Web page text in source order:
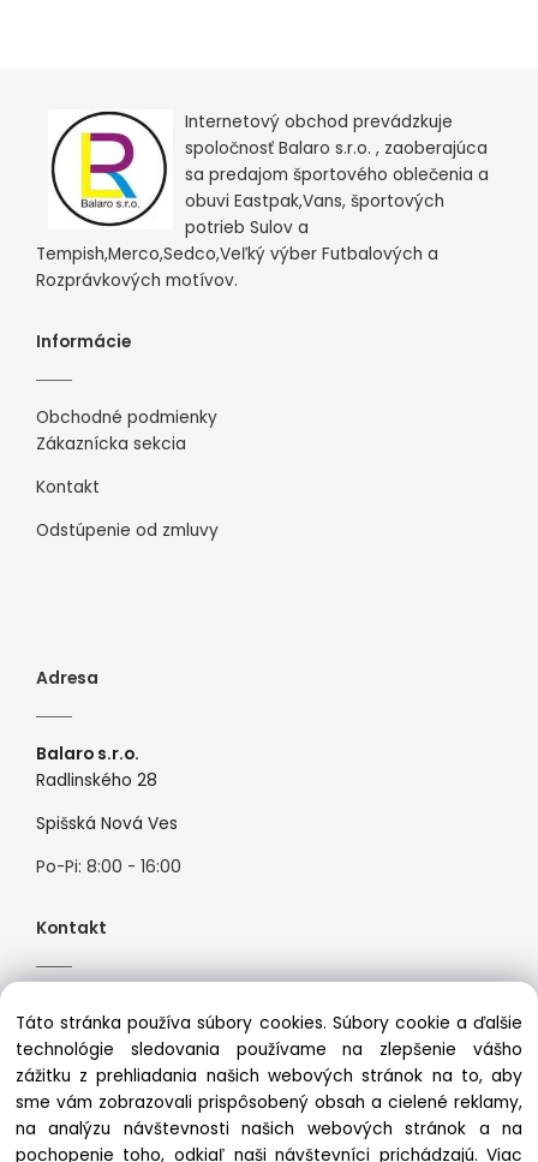
Internetový obchod prevádzkuje
spoločnosť Balaro s.r.o. , zaoberajúca
sa predajom športového oblečenia a
obuvi Eastpak,Vans, športových
potrieb Sulov a
Tempish,Merco,Sedco,Veľký výber Futbalových a
Rozprávkových motívov.
Informácie
Obchodné podmienky
Zákaznícka sekcia
Kontakt
Odstúpenie od zmluvy
Adresa
Balaro s.r.o.
Radlinského 28
Spišská Nová Ves
Po-Pi: 8:00 - 16:00
Kontakt
Mail:info@premiosport.sk
Táto stránka používa súbory cookies. Súbory cookie a ďalšie
technológie sledovania používame na zlepšenie vášho
zážitku z prehliadania našich webových stránok na to, aby
sme vám zobrazovali prispôsobený obsah a cielené reklamy,
na analýzu návštevnosti našich webových stránok a na
pochopenie toho, odkiaľ naši návštevníci prichádzajú.Viac